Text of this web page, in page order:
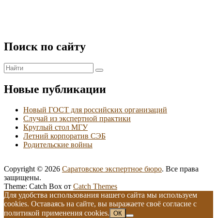
Поиск по сайту
Найти:
Поиск
Новые публикации
Новый ГОСТ для российских организаций
Случай из экспертной практики
Круглый стол МГУ
Летний корпоратив СЭБ
Родительские войны
Copyright © 2026 Саратовское экспертное бюро. Все права
защищены.
Theme: Catch Box от Catch Themes
Прокрутить
вверх
Для удобства использования нашего сайта мы используем
cookies. Оставаясь на сайте, вы выражаете своё согласие с
политикой применения cookies. ОК